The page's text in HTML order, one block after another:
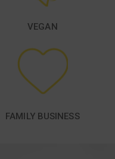
VEGAN
FAMILY BUSINESS